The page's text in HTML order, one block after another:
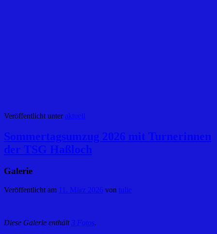
Veröffentlicht unter aktuell
Sommertagsumzug 2026 mit Turnerinnen
der TSG Haßloch
Galerie
Veröffentlicht am 11. März 2026 von tulie
Diese Galerie enthält 3 Fotos.